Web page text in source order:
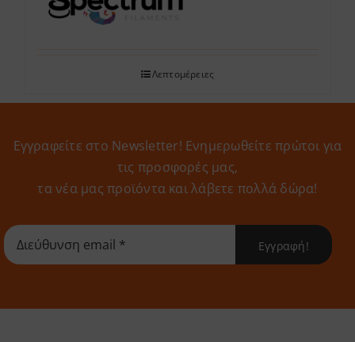
Λεπτομέρειες
Εγγραφείτε στο Newsletter! Eνημερωθείτε πρώτοι για
τις προσφορές μας,
τα νέα μας προϊόντα και λάβετε πολλά δώρα!
Εγγραφή!